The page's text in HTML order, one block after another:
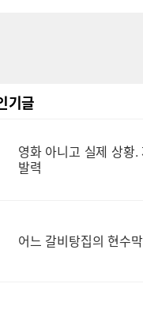
기글
영화 아니고 실제 상황.
발력
어느 갈비탕집의 현수막